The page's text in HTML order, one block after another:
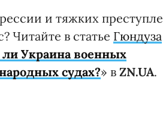
и тяжких
Читайте в статье Гюндуза
ли Украина военных
судах?» в ZN.UA.